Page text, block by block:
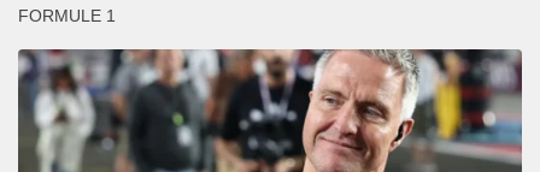
FORMULE 1